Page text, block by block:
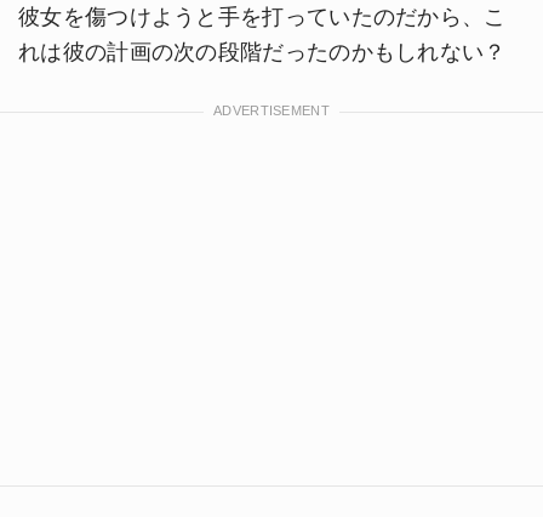
彼女を傷つけようと手を打っていたのだから、こ
れは彼の計画の次の段階だったのかもしれない？